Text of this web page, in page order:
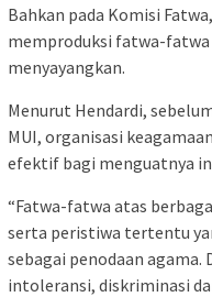
Bahkan pada Komisi
memproduksi fatwa-fatwa
menyayangkan.
Menurut Hendardi,
MUI, organisasi
efektif bagi menguatnya
“Fatwa-fatwa atas
serta peristiwa tertentu
sebagai penodaan
intoleransi, diskriminasi